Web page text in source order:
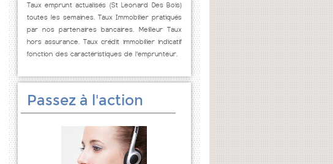
Taux emprunt actualisés (St Leonard Des Bois)
toutes les semaines. Taux Immobilier pratiqués
par nos partenaires bancaires. Meilleur Taux
hors assurance. Taux crédit immobilier indicatif
fonction des caractéristiques de l'emprunteur.
Passez à l'action